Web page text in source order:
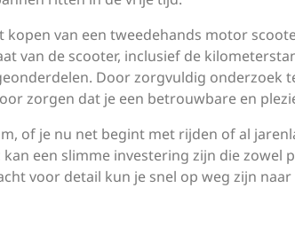
kopen van een tweedehands motor
van de scooter, inclusief de
Door zorgvuldig onderzoek
zorgen dat je een betrouwbare en
of je nu net begint met rijden of al
kan een slimme investering zijn die
voor detail kun je snel op weg zijn